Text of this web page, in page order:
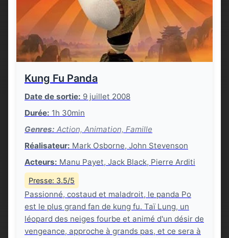
Kung Fu Panda
Date de sortie: 9 juillet 2008
Durée: 1h 30min
Genres: Action, Animation, Famille
Réalisateur: Mark Osborne, John Stevenson
Acteurs: Manu Payet, Jack Black, Pierre Arditi
Presse: 3.5/5
Passionné, costaud et maladroit, le panda Po
est le plus grand fan de kung fu. Taï Lung, un
léopard des neiges fourbe et animé d'un désir de
vengeance, approche à grands pas, et ce sera à